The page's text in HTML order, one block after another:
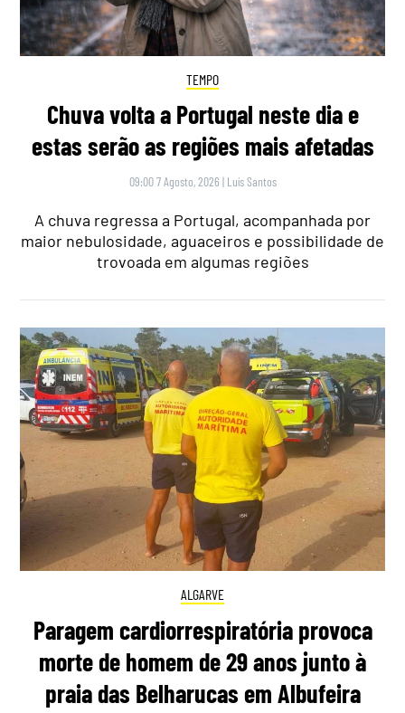
TEMPO
Chuva volta a Portugal neste dia e
estas serão as regiões mais afetadas
09:00 7 Agosto, 2026 | Luís Santos
A chuva regressa a Portugal, acompanhada por
maior nebulosidade, aguaceiros e possibilidade de
trovoada em algumas regiões
ALGARVE
Paragem cardiorrespiratória provoca
morte de homem de 29 anos junto à
praia das Belharucas em Albufeira